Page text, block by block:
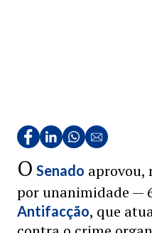
O Senado aprovou,
por unanimidade —
Antifacção, que